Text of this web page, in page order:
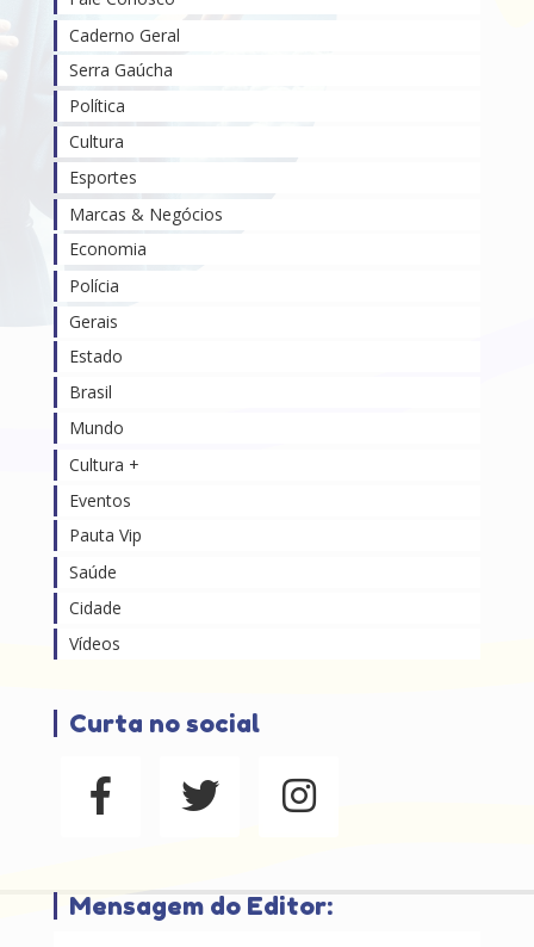
Caderno Geral
Serra Gaúcha
Política
Cultura
Esportes
Marcas & Negócios
Economia
Polícia
Gerais
Estado
Brasil
Mundo
Cultura +
Eventos
Pauta Vip
Saúde
Cidade
Vídeos
Curta no social
Mensagem do Editor: